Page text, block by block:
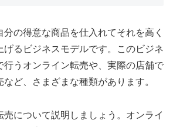
の得意な商品を仕入れてそれを高く
げるビジネスモデルです。このビジネ
行うオンライン転売や、実際の店舗で
ど、さまざまな種類があります。
売について説明しましょう。オンライ